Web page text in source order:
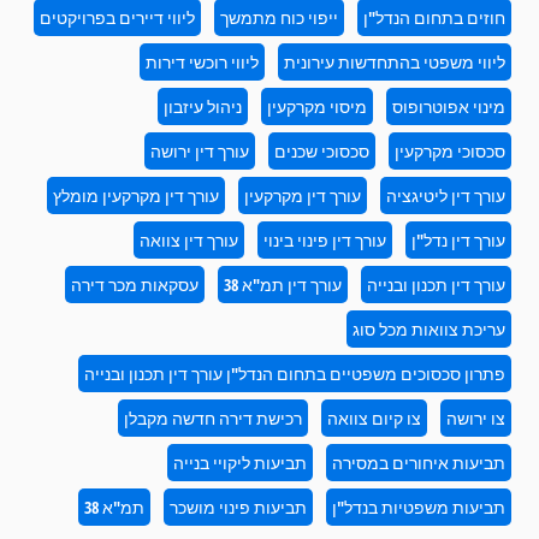
הנדל"ן
ייפוי כוח מתמשך
ליווי דיירים בפרויקטים
בהתחדשות עירונית
ליווי רוכשי דירות
מיסוי מקרקעין
ניהול עיזבון
מקרקעין
סכסוכי שכנים
עורך דין ירושה
ליטיגציה
עורך דין מקרקעין
עורך דין מקרקעין מומלץ
נדל"ן
עורך דין פינוי בינוי
עורך דין צוואה
תכנון ובנייה
עורך דין תמ"א 38
עסקאות מכר דירה
מכל סוג
משפטיים בתחום הנדל"ן עורך דין תכנון ובנייה
צו קיום צוואה
רכישת דירה חדשה מקבלן
איחורים במסירה
תביעות ליקויי בנייה
משפטיות בנדל"ן
תביעות פינוי מושכר תמ"א 38